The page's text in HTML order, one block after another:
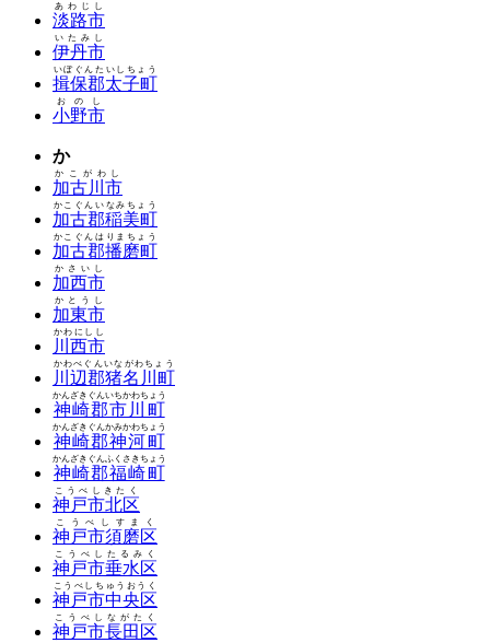
淡路市
あわじし
伊丹市
いたみし
揖保郡太子町
いぼぐんたいしちょう
小野市
おのし
か
加古川市
かこがわし
加古郡稲美町
かこぐんいなみちょう
加古郡播磨町
かこぐんはりまちょう
加西市
かさいし
加東市
かとうし
川西市
かわにしし
川辺郡猪名川町
かわべぐんいながわちょう
神崎郡市川町
かんざきぐんいちかわちょう
神崎郡神河町
かんざきぐんかみかわちょう
神崎郡福崎町
かんざきぐんふくさきちょう
神戸市北区
こうべしきたく
神戸市須磨区
こうべしすまく
神戸市垂水区
こうべしたるみく
神戸市中央区
こうべしちゅうおうく
神戸市長田区
こうべしながたく